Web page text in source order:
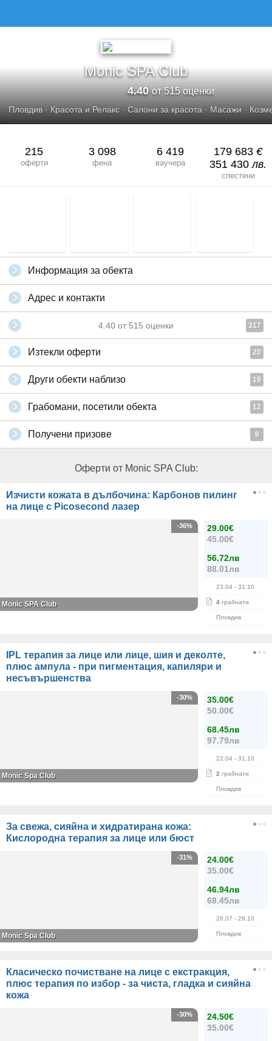
Monic SPA Club
4.40от 515 оценки
Пловдив· Красота и Релакс · Салони за красота · Масажи ·
215
оферти
3 098
фена
6 419
ваучера
179 683 €
351 430лв.
спестени
Информация за обекта
Адрес и контакти
4.40 от 515 оценки 317
Изтекли оферти 20
Други обекти наблизо 19
Грабомани, посетили обекта 12
Получени призове 8
Оферти от Monic SPA Club:
Изчисти кожата в дълбочина: Карбонов пилинг
на лице с Picosecond лазер
29.00€
45.00€
56.72лв
88.01лв
23.04 - 31.10
4 грабнати
Пловдив
-36%
Monic SPA Club
IPL терапия за лице или лице, шия и деколте,
плюс ампула - при пигментация, капиляри и
несъвършенства
35.00€
50.00€
68.45лв
97.79лв
22.04 - 31.10
2 грабнати
Пловдив
-30%
Monic Spa Club
За свежа, сияйна и хидратирана кожа:
Кислородна терапия за лице или бюст
24.00€
35.00€
46.94лв
68.45лв
28.07 - 28.10
Пловдив
-31%
Monic Spa Club
Класическо почистване на лице с екстракция,
плюс терапия по избор - за чиста, гладка и сияйна
кожа
24.50€
35.00€
-30%